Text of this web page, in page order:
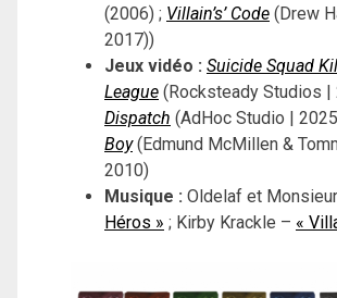
(2006) ; Villain’s’ Code (Drew
2017))
Jeux vidéo : Suicide Squad
League (Rocksteady Studios |
Dispatch (AdHoc Studio |
Boy(Edmund McMillen &
2010)
Musique : Oldelaf et
Héros » ; Kirby Krackle – «